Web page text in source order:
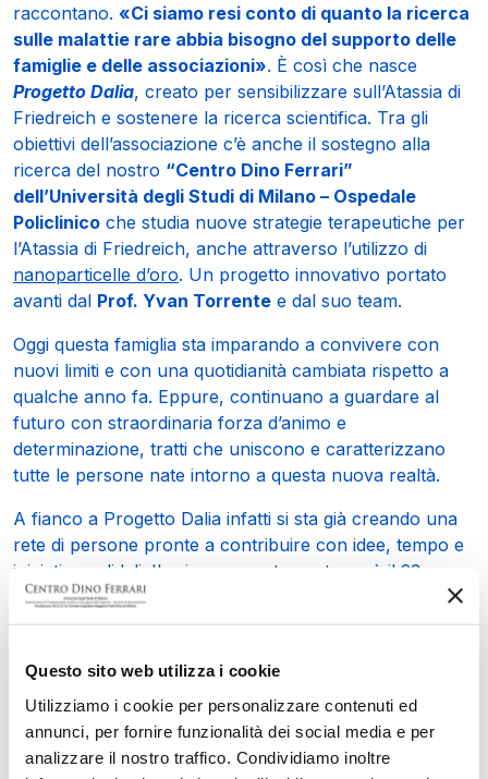
Questo sito web utilizza i cookie
Utilizziamo i cookie per personalizzare contenuti ed
annunci, per fornire funzionalità dei social media e per
analizzare il nostro traffico. Condividiamo inoltre
raccontano. «Ci siamo resi conto di quanto la ricerca
sulle malattie rare abbia bisogno del supporto delle
famiglie e delle associazioni». È così che nasce
Progetto Dalia, creato per sensibilizzare sull’Atassia di
Friedreich e sostenere la ricerca scientifica. Tra gli
obiettivi dell’associazione c’è anche il sostegno alla
ricerca del nostro “Centro Dino Ferrari”
dell’Università degli Studi di Milano – Ospedale
Policlinico che studia nuove strategie terapeutiche per
l’Atassia di Friedreich, anche attraverso l’utilizzo di
nanoparticelle d’oro. Un progetto innovativo portato
avanti dal Prof. Yvan Torrente e dal suo team.
Oggi questa famiglia sta imparando a convivere con
nuovi limiti e con una quotidianità cambiata rispetto a
qualche anno fa. Eppure, continuano a guardare al
futuro con straordinaria forza d’animo e
determinazione, tratti che uniscono e caratterizzano
tutte le persone nate intorno a questa nuova realtà.
A fianco a Progetto Dalia infatti si sta già creando una
rete di persone pronte a contribuire con idee, tempo e
iniziative solidali. Il primo appuntamento sarà il 23
maggio, dalle 18.30 alle 20.30, presso la Moon Gallery
di Pistoia, dove si terrà la presentazione ufficiale
conoscere più da vicino la loro storia e unire le forze a
sostegno della ricerca scientifica sulle malattie rare.